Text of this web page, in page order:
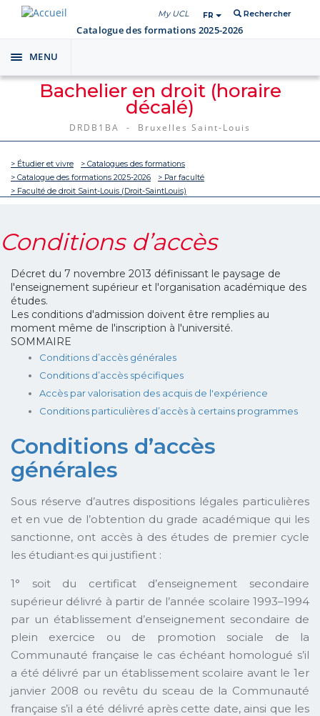
My UCL FR Rechercher
Catalogue des formations 2025-2026
Toggle
navigation
MENU
Bachelier en droit (horaire
décalé)
DRDB1BA - Bruxelles Saint-Louis
> Étudier et vivre
> Catalogues des formations
> Catalogue des formations 2025-2026
> Par faculté
> Faculté de droit Saint-Louis (Droit-SaintLouis)
Conditions d’accès
Décret du 7 novembre 2013 définissant le paysage de
l'enseignement supérieur et l'organisation académique des
études.
Les conditions d'admission doivent être remplies au
moment même de l'inscription à l'université.
SOMMAIRE
Conditions d’accès générales
Conditions d’accès spécifiques
Accès par valorisation des acquis de l'expérience
Conditions particulières d’accès à certains programmes
Conditions d’accès
générales
Sous réserve d’autres dispositions légales particulières
et en vue de l’obtention du grade académique qui les
sanctionne, ont accès à des études de premier cycle
les étudiant·es qui justifient :
1° soit du certificat d’enseignement secondaire
supérieur délivré à partir de l’année scolaire 1993–1994
par un établissement d’enseignement secondaire de
plein exercice ou de promotion sociale de la
Communauté française le cas échéant homologué s’il
a été délivré par un établissement scolaire avant le 1er
janvier 2008 ou revêtu du sceau de la Communauté
française s’il a été délivré après cette date, ainsi que les